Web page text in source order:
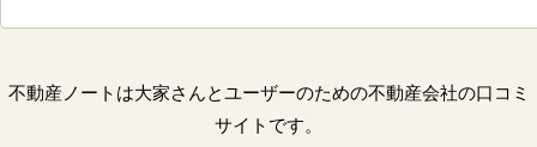
不動産ノートは大家さんとユーザーのための不動産会社の口コミ
サイトです。